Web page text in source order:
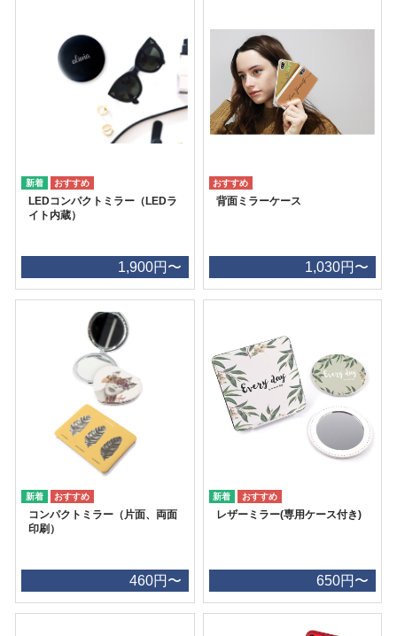
LEDコンパクトミラー（LEDラ
イト内蔵）
1,900円〜
背面ミラーケース
1,030円〜
コンパクトミラー（片面、両面
印刷）
460円〜
レザーミラー(専用ケース付き)
650円〜